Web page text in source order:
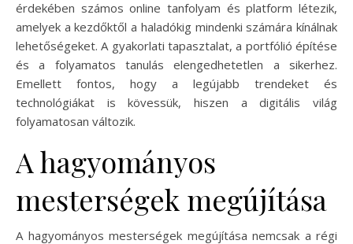
érdekében számos online tanfolyam és platform létezik,
amelyek a kezdőktől a haladókig mindenki számára kínálnak
lehetőségeket. A gyakorlati tapasztalat, a portfólió építése
és a folyamatos tanulás elengedhetetlen a sikerhez.
Emellett fontos, hogy a legújabb trendeket és
technológiákat is kövessük, hiszen a digitális világ
folyamatosan változik.
A hagyományos
mesterségek megújítása
A hagyományos mesterségek megújítása nemcsak a régi